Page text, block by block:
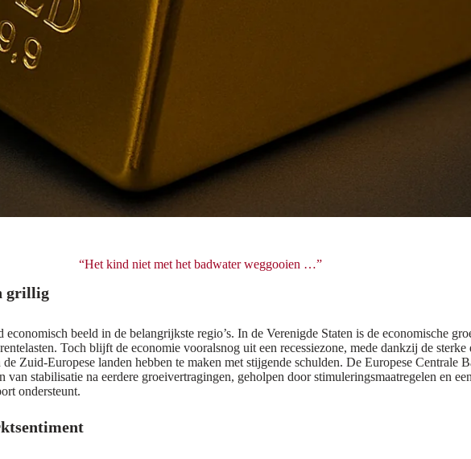
“Het kind niet met het badwater weggooien …”
grillig
beeld in de belangrijkste regio’s. In de Verenigde Staten is de economische
Toch blijft de economie vooralsnog uit een recessiezone, mede dankzij de
Zuid-Europese landen hebben te maken met stijgende schulden. De Europese Centrale
stabilisatie na eerdere groeivertragingen, geholpen door stimuleringsmaatregelen en
ondersteunt.